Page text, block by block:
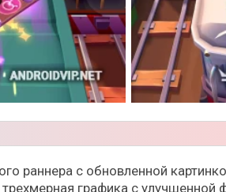
раннера с обновленной
графика с улучшенной